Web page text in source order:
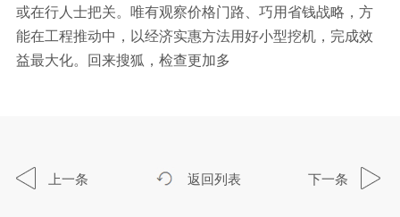
或在行人士把关。唯有观察价格门路、巧用省钱战略，方
能在工程推动中，以经济实惠方法用好小型挖机，完成效
益最大化。回来搜狐，检查更加多
上一条 返回列表 下一条